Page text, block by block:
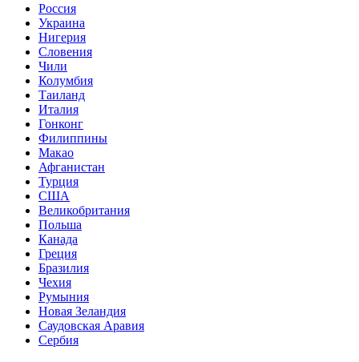
Россия
Украина
Нигерия
Словения
Чили
Колумбия
Таиланд
Италия
Гонконг
Филиппины
Макао
Афганистан
Турция
США
Великобритания
Польша
Канада
Греция
Бразилия
Чехия
Румыния
Новая Зеландия
Саудовская Аравия
Сербия